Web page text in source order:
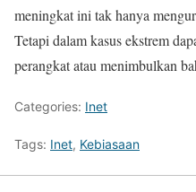
meningkat ini tak hanya
Tetapi dalam kasus ekstrem
perangkat atau menimbulkan
Categories: Inet
Tags: Inet, Kebiasaan